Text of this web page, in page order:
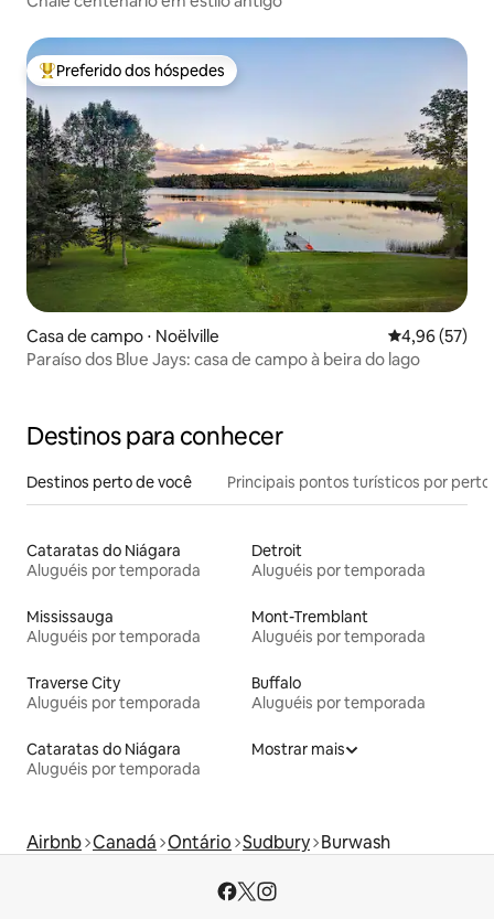
Entre os melhores preferidos dos hóspedes
Preferido dos hóspedes
Casa de campo ⋅ Noëlville 4,96 de uma
4,96 (57)
Paraíso dos Blue Jays: casa de campo à beira do lago
Destinos para conhecer
Destinos perto de você Principais pontos turísticos por perto
Cataratas do Niágara
Aluguéis por temporada
Detroit
Aluguéis por temporada
Mississauga
Aluguéis por temporada
Mont-Tremblant
Aluguéis por temporada
Traverse City
Aluguéis por temporada
Buffalo
Aluguéis por temporada
Cataratas do Niágara
Aluguéis por temporada
Mostrar mais
Airbnb Canadá Ontário Sudbury Burwash